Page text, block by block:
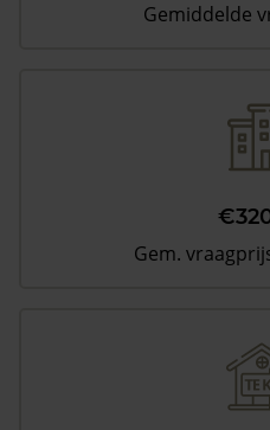
Gemiddelde
Gem.